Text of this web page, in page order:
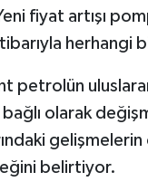
fiyat artışı
herhangi
petrolün
olarak
belirtiyor.